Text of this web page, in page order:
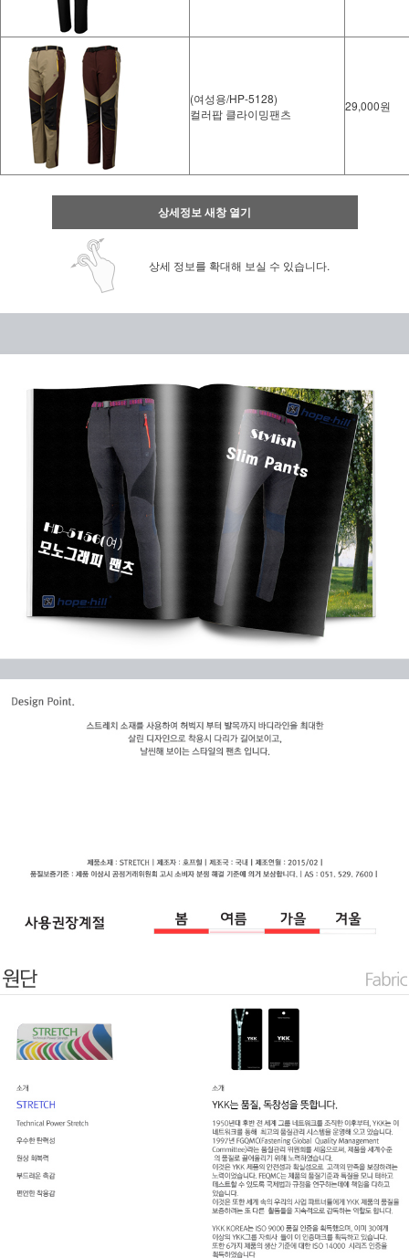
(여성용/HP-5128)
컬러팝 클라이밍팬츠
29,000원
상세정보 새창 열기
상세 정보를 확대해 보실 수 있습니다.